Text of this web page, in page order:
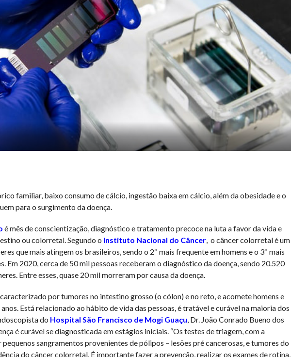
familiar, baixo consumo de cálcio, ingestão baixa em cálcio, além da obesidade e o
para o surgimento da doença.
é mês de conscientização, diagnóstico e tratamento precoce na luta a favor da vida e
ou colorretal. Segundo o Instituto Nacional do Câncer, o câncer colorretal é um
que mais atingem os brasileiros, sendo o 2º mais frequente em homens e o 3º mais
Em 2020, cerca de 50 mil pessoas receberam o diagnóstico da doença, sendo 20.520
Entre esses, quase 20 mil morreram por causa da doença.
por tumores no intestino grosso (o cólon) e no reto, e acomete homens e
Está relacionado ao hábito de vida das pessoas, é tratável e curável na maioria dos
do Hospital São Francisco de Mogi Guaçu, Dr. João Conrado Bueno dos
é curável se diagnosticada em estágios iniciais. “Os testes de triagem, com a
sangramentos provenientes de pólipos – lesões pré cancerosas, e tumores do
do câncer colorretal. É importante fazer a prevenção, realizar os exames de rotina,